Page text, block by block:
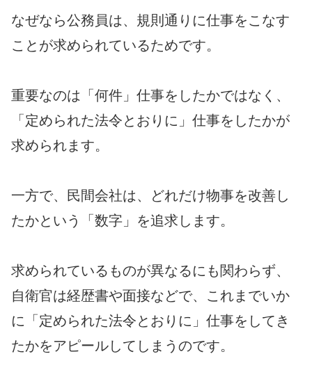
なぜなら公務員は、規則通りに仕事をこなす
ことが求められているためです。
重要なのは「何件」仕事をしたかではなく、
「定められた法令とおりに」仕事をしたかが
求められます。
一方で、民間会社は、どれだけ物事を改善し
たかという「数字」を追求します。
求められているものが異なるにも関わらず、
自衛官は経歴書や面接などで、これまでいか
に「定められた法令とおりに」仕事をしてき
たかをアピールしてしまうのです。